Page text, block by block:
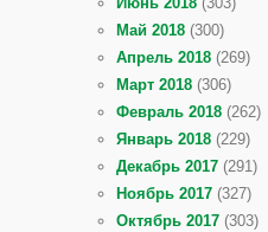
Май 2018 (300)
Апрель 2018 (269)
Март 2018 (306)
Февраль 2018 (262)
Январь 2018 (229)
Декабрь 2017 (291)
Ноябрь 2017 (327)
Октябрь 2017 (303)